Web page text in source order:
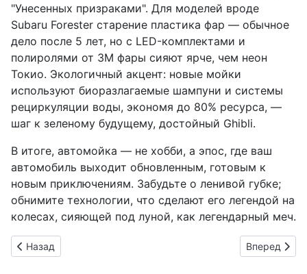
"Унесенных призраками". Для моделей вроде
Subaru Forester старение пластика фар — обычное
дело после 5 лет, но с LED-комплектами и
полиролями от 3M фары сияют ярче, чем неон
Токио. Экологичный акцент: новые мойки
используют биоразлагаемые шампуни и системы
рециркуляции воды, экономя до 80% ресурса, —
шаг к зеленому будущему, достойный Ghibli.
В итоге, автомойка — не хобби, а эпос, где ваш
автомобиль выходит обновленным, готовым к
новым приключениям. Забудьте о ленивой губке;
обнимите технологии, что сделают его легендой на
колесах, сияющей под луной, как легендарный меч.
Предыдущий: Toyota осваивает космос: "Toyota Space
Назад Следующий:
Вперед